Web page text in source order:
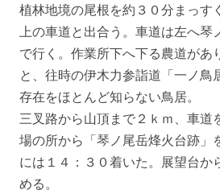
植林地境の尾根を約３０分まっす
上の車道と出合う。車道は左へ琴
で行く。作業所下へ下る農道があ
と、往時の伊木力参詣道「一ノ鳥
存在をほとんど知らない鳥居。
三叉路から山頂まで２ｋｍ、車道
場の所から「琴ノ尾岳烽火台跡」
には１４：３０着いた。展望台か
める。